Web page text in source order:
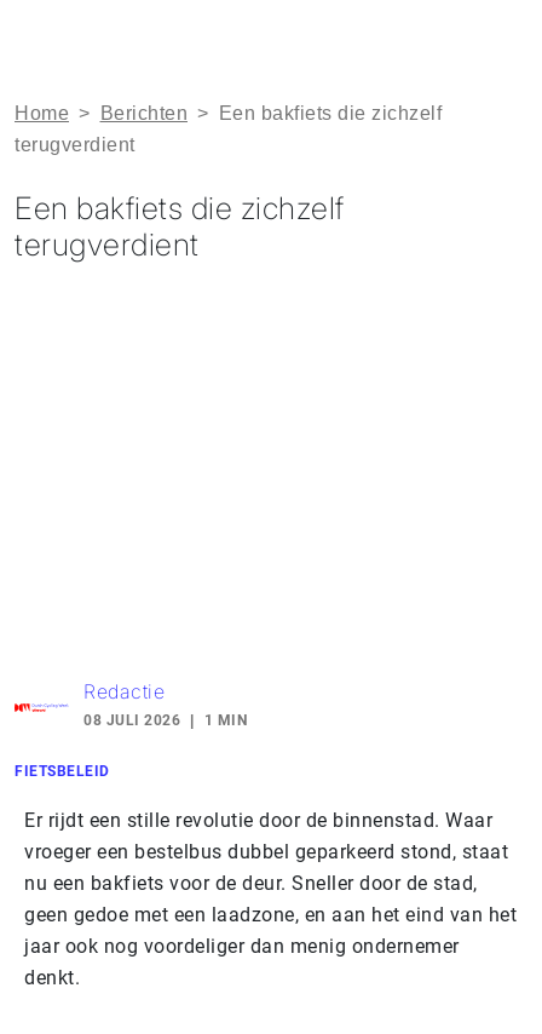
Home > Berichten >
Een bakfiets die zichzelf
terugverdient
Een bakfiets die zichzelf
terugverdient
Redactie
08 JULI 2026 1 MIN
FIETSBELEID
Er rijdt een stille revolutie door de binnenstad. Waar
vroeger een bestelbus dubbel geparkeerd stond, staat
nu een bakfiets voor de deur. Sneller door de stad,
geen gedoe met een laadzone, en aan het eind van het
jaar ook nog voordeliger dan menig ondernemer
denkt.